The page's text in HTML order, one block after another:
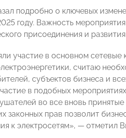
подробно о ключевых
году. Важность
присоединения и
участие в основном сетевые
считаю
субъектов бизнеса и
в подобных
во все вновь
законных прав позволит
к электросетям», — отметил